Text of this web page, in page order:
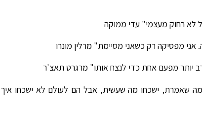
לא רחוק מעצמי" עדי ממוקה
אני מפסיקה רק כשאני מסיימת" מרלין מונרו
יותר מפעם אחת כדי לנצח אותו" מרגרט תאצ'ר
מה שאמרת, ישכחו מה שעשית, אבל הם לעולם לא ישכחו איך